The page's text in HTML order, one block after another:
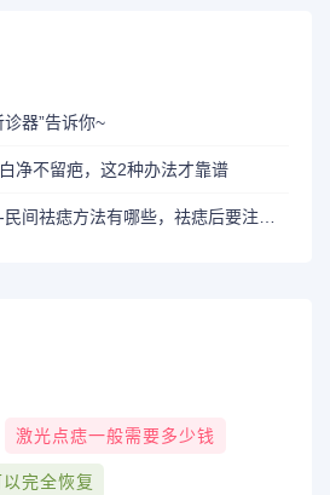
器”告诉你~
净不留疤，这2种办法才靠谱
激光点痣一般需要多少钱
完全恢复